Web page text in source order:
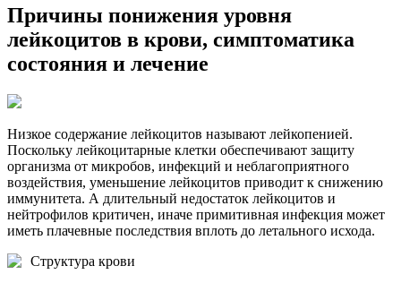
Причины понижения уровня
лейкоцитов в крови, симптоматика
состояния и лечение
Низкое содержание лейкоцитов называют лейкопенией.
Поскольку лейкоцитарные клетки обеспечивают защиту
организма от микробов, инфекций и неблагоприятного
воздействия, уменьшение лейкоцитов приводит к снижению
иммунитета. А длительный недостаток лейкоцитов и
нейтрофилов критичен, иначе примитивная инфекция может
иметь плачевные последствия вплоть до летального исхода.
Структура крови